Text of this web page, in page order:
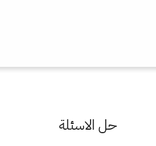
حل الاسئلة